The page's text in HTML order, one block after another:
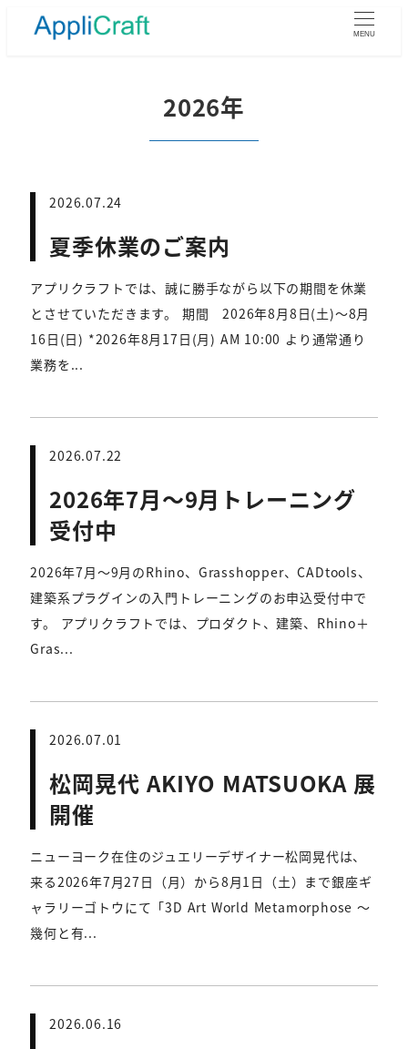
MENU
2026年
2026.07.24
夏季休業のご案内
アプリクラフトでは、誠に勝手ながら以下の期間を休業
とさせていただきます。 期間 2026年8月8日(土)～8月
16日(日) *2026年8月17日(月) AM 10:00 より通常通り
業務を...
2026.07.22
2026年7月～9月トレーニング
受付中
2026年7月～9月のRhino、Grasshopper、CADtools、
建築系プラグインの入門トレーニングのお申込受付中で
す。 アプリクラフトでは、プロダクト、建築、Rhino＋
Gras...
2026.07.01
松岡晃代 AKIYO MATSUOKA 展
開催
ニューヨーク在住のジュエリーデザイナー松岡晃代は、
来る2026年7月27日（月）から8月1日（土）まで銀座ギ
ャラリーゴトウにて「3D Art World Metamorphose ～
幾何と有...
2026.06.16